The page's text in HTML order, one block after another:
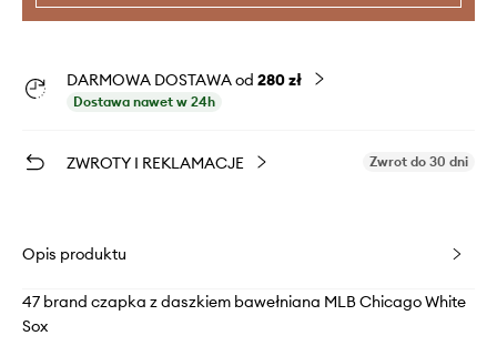
DARMOWA DOSTAWA od 280 zł
Dostawa nawet w 24h
ZWROTY I REKLAMACJE Zwrot do 30 dni
Opis produktu
47 brand czapka z daszkiem bawełniana MLB Chicago White
Sox